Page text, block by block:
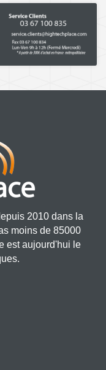
2010 dans la
moins de 85000
est aujourd'hui le